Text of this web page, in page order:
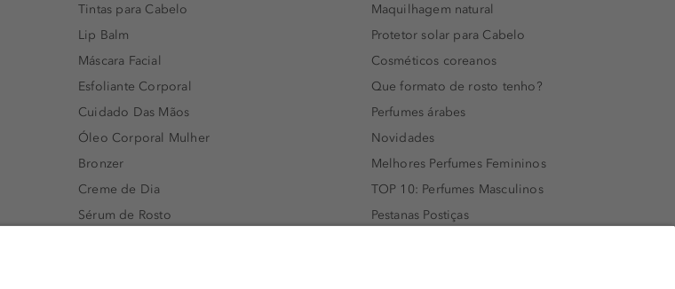
Tintas para Cabelo
Lip Balm
Máscara Facial
Esfoliante Corporal
Cuidado Das Mãos
Óleo Corporal Mulher
Bronzer
Creme de Dia
Sérum de Rosto
Maquilhagem natural
Protetor solar para Cabelo
Cosméticos coreanos
Que formato de rosto tenho?
Perfumes árabes
Novidades
Melhores Perfumes Femininos
TOP 10: Perfumes Masculinos
Pestanas Postiças